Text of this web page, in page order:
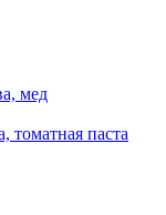
мед
томатная паста